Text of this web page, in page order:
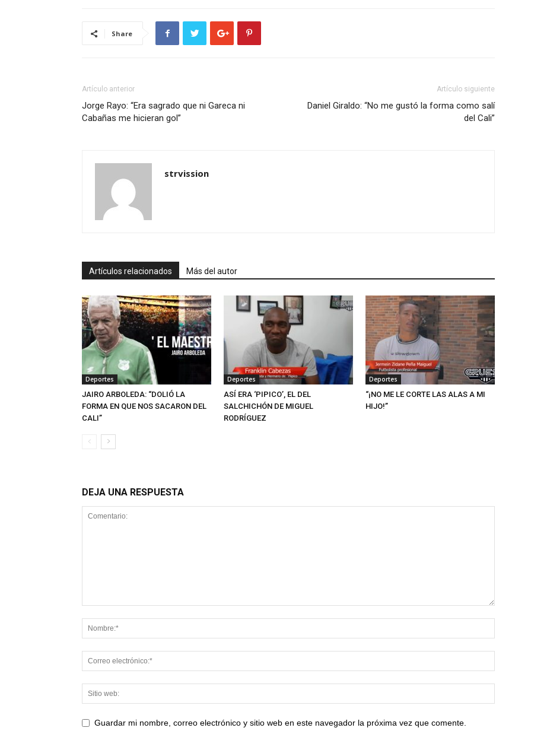
Share
Artículo anterior
Jorge Rayo: “Era sagrado que ni Gareca ni
Cabañas me hicieran gol”
Artículo siguiente
Daniel Giraldo: “No me gustó la forma como salí
del Cali”
strvission
Artículos relacionados Más del autor
Deportes
JAIRO ARBOLEDA: “DOLIÓ LA
FORMA EN QUE NOS SACARON DEL
CALI”
Deportes
ASÍ ERA ‘PIPICO’, EL DEL
SALCHICHÓN DE MIGUEL
RODRÍGUEZ
Deportes
“¡NO ME LE CORTE LAS ALAS A MI
HIJO!”
DEJA UNA RESPUESTA
Guardar mi nombre, correo electrónico y sitio web en este navegador la próxima vez que comente.